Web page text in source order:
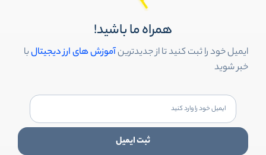
همراه ما باشید!
ایمیل خود را ثبت کنید تا از جدیدترینآموزش های ارز دیجیتالبا
خبر شوید
ثبت ایمیل